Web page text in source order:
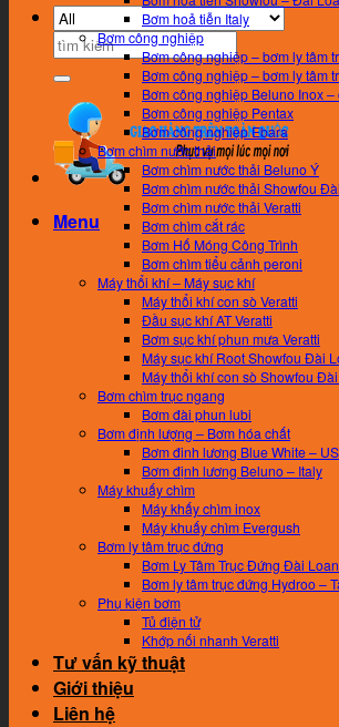
Search
Menu
Bơm hoả tiễn Italy
Bơm công nghiệp
Bơm công nghiệp – bơm ly tâm
Bơm công nghiệp – bơm ly tâm
Bơm công nghiệp Beluno Inox
Bơm công nghiệp Pentax
Bơm công nghiệp Ebara
Bơm chìm nước thải
Bơm chìm nước thải Beluno Ý
Bơm chìm nước thải Showfou
Bơm chìm nước thải Veratti
Bơm chìm cắt rác
Bơm Hố Móng Công Trình
Bơm chìm tiểu cảnh peroni
Máy thổi khí – Máy sục khí
Máy thổi khí con sò Veratti
Đầu sục khí AT Veratti
Bơm sục khí phun mưa Veratti
Máy sục khí Root Showfou Đài
Máy thổi khí con sò Showfou
Bơm chìm trục ngang
Bơm đài phun lubi
Bơm định lượng – Bơm hóa chất
Bơm đinh lương Blue White –
Bơm định lương Beluno – Italy
Máy khuấy chìm
Máy khấy chìm inox
Máy khuấy chìm Evergush
Bơm ly tâm trục đứng
Bơm Ly Tâm Trục Đứng Đài Loan
Bơm ly tâm trục đứng Hydroo –
Phụ kiện bơm
Tủ điện tử
Khớp nối nhanh Veratti
Tư vấn kỹ thuật
Giới thiệu
Liên hệ